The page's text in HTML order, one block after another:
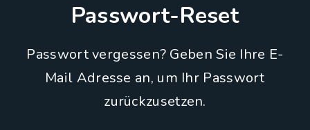
Passwort-Reset
Passwort vergessen? Geben Sie Ihre E-
Mail Adresse an, um Ihr Passwort
zurückzusetzen.